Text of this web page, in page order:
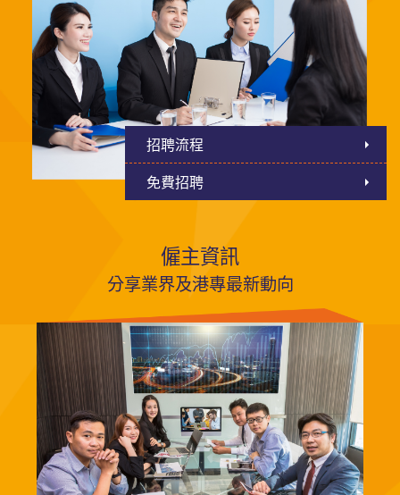
招聘流程
免費招聘
僱主資訊
分享業界及港專最新動向